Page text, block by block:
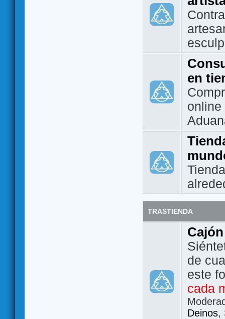
en
TRASTIENDA
de
este
cada
Deinos,